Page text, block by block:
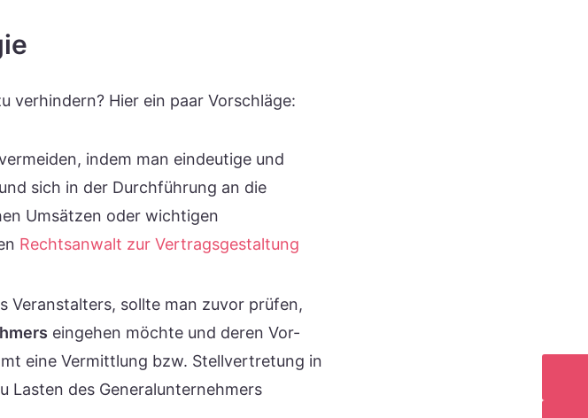
verhindern? Hier ein paar Vorschläge:
indem man eindeutige und
sich in der Durchführung an die
Umsätzen oder wichtigen
Rechtsanwalt zur Vertragsgestaltung
Veranstalters, sollte man zuvor prüfen,
eingehen möchte und deren Vor-
eine Vermittlung bzw. Stellvertretung in
Lasten des Generalunternehmers